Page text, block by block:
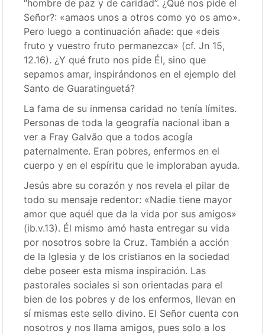
“hombre de paz y de caridad”. ¿Qué nos pide el
Señor?: «amaos unos a otros como yo os amo».
Pero luego a continuación añade: que «deis
fruto y vuestro fruto permanezca» (cf. Jn 15,
12.16). ¿Y qué fruto nos pide Él, sino que
sepamos amar, inspirándonos en el ejemplo del
Santo de Guaratinguetá?
La fama de su inmensa caridad no tenía límites.
Personas de toda la geografía nacional iban a
ver a Fray Galvão que a todos acogía
paternalmente. Eran pobres, enfermos en el
cuerpo y en el espíritu que le imploraban ayuda.
Jesús abre su corazón y nos revela el pilar de
todo su mensaje redentor: «Nadie tiene mayor
amor que aquél que da la vida por sus amigos»
(ib.v.13). Él mismo amó hasta entregar su vida
por nosotros sobre la Cruz. También a acción
de la Iglesia y de los cristianos en la sociedad
debe poseer esta misma inspiración. Las
pastorales sociales si son orientadas para el
bien de los pobres y de los enfermos, llevan en
sí mismas este sello divino. El Señor cuenta con
nosotros y nos llama amigos, pues solo a los